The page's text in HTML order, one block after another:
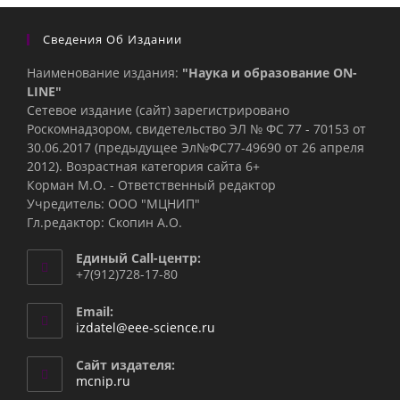
Сведения Об Издании
Наименование издания: "Наука и образование ON-
LINE"
Сетевое издание (сайт) зарегистрировано
Роскомнадзором, свидетельство ЭЛ № ФС 77 - 70153 от
30.06.2017 (предыдущее Эл№ФC77-49690 от 26 апреля
2012). Возрастная категория сайта 6+
Корман М.О. - Ответственный редактор
Учредитель: ООО "МЦНИП"
Гл.редактор: Скопин А.О.
Единый Call-центр:
+7(912)728-17-80
Email:
izdatel@eee-science.ru
Сайт издателя:
mcnip.ru